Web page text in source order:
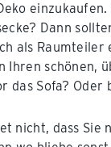
Dann
als Raumteiler
Ihren schönen,
das Sofa? Oder
nicht, dass Sie